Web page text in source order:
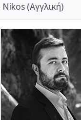
(Αγγλική)